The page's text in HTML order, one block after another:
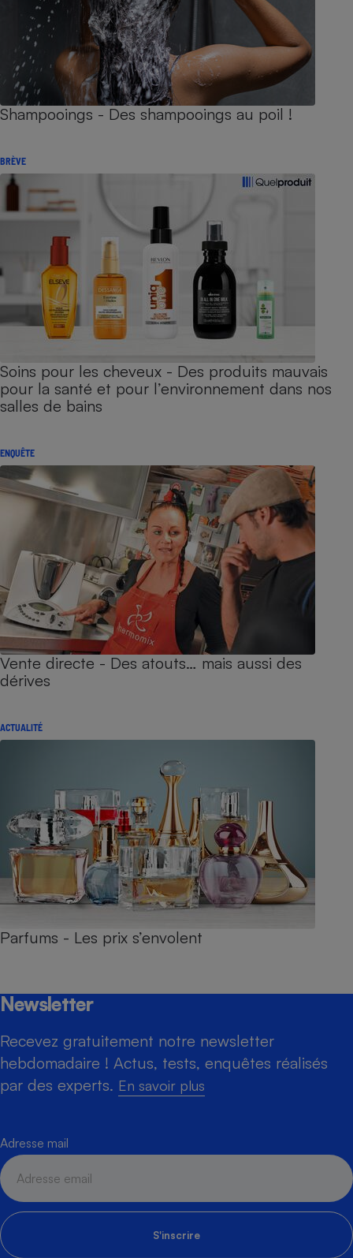
Shampooings - Des shampooings au poil !
BRÈVE
Soins pour les cheveux - Des produits mauvais
pour la santé et pour l’environnement dans nos
salles de bains
ENQUÊTE
Vente directe - Des atouts… mais aussi des
dérives
ACTUALITÉ
Parfums - Les prix s’envolent
Newsletter
Recevez gratuitement notre newsletter
hebdomadaire ! Actus, tests, enquêtes réalisés
par des experts. En savoir plus
Adresse mail
S'inscrire